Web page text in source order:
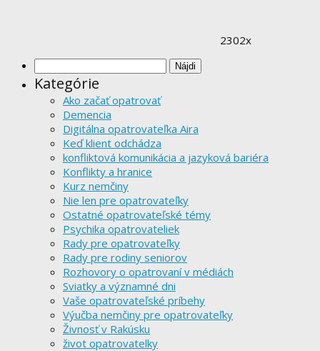
2302x
Hľadať:
Kategórie
Ako začať opatrovať
Demencia
Digitálna opatrovateľka Aira
Keď klient odchádza
konfliktová komunikácia a jazyková bariéra
Konflikty a hranice
Kurz nemčiny
Nie len pre opatrovateľky
Ostatné opatrovateľské témy
Psychika opatrovateliek
Rady pre opatrovateľky
Rady pre rodiny seniorov
Rozhovory o opatrovaní v médiách
Sviatky a významné dni
Vaše opatrovateľské príbehy
Výučba nemčiny pre opatrovateľky
Živnosť v Rakúsku
život opatrovatelky